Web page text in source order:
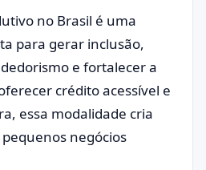
no Brasil é uma
para gerar inclusão,
e fortalecer a
crédito acessível e
essa modalidade cria
negócios